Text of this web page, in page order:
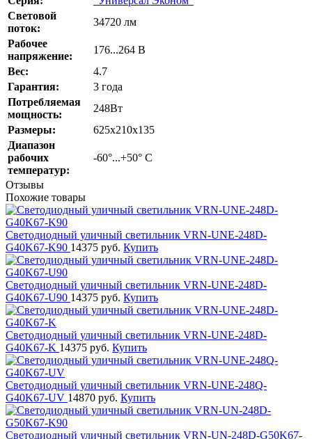
Cветовой
поток:
34720 лм
Рабочее
напряжение:
176...264 В
Вес:
4.7
Гарантия:
3 года
Потребляемая
мощность:
248Вт
Размеры:
625х210х135
Диапазон
рабочих
температур:
-60°...+50° С
Отзывы
Похожие товары
Светодиодный уличный светильник VRN-UNE-248D-
G40K67-K90 14375 руб. Купить
Светодиодный уличный светильник VRN-UNE-248D-
G40K67-U90 14375 руб. Купить
Светодиодный уличный светильник VRN-UNE-248D-
G40K67-K 14375 руб. Купить
Светодиодный уличный светильник VRN-UNE-248Q-
G40K67-UV 14870 руб. Купить
Светодиодный уличный светильник VRN-UN-248D-G50K67-